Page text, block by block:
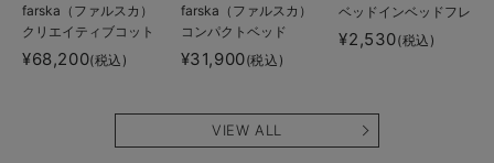
farska（ファルスカ）
クリエイティブコット
¥68,200(税込)
farska（ファルスカ）
コンパクトベッド
Free
¥31,900(税込)
ベッドインベッドフレ
ックス用敷きパッド
Cool
¥2,530(税込)
VIEW ALL